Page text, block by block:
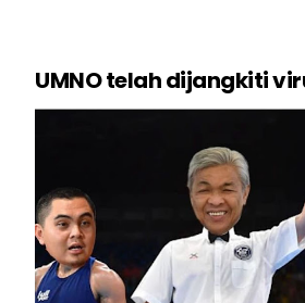
UMNO telah dijangkiti